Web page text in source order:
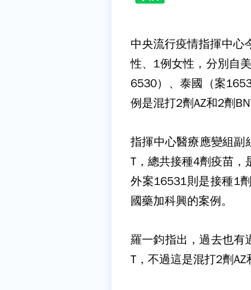
中央流行疫情指揮中心
性、1例女性，分別自
6530）、泰國（案
例是混打2劑AZ和2劑
指揮中心醫療應變組副
T，總共接種4劑疫苗，
外案16531則是接種1
國藥加科興的案例。
羅一鈞指出，過去也有
T，不過這是混打2劑AZ